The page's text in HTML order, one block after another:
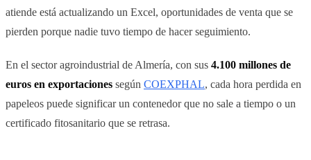
atiende está actualizando un Excel, oportunidades de venta que se
pierden porque nadie tuvo tiempo de hacer seguimiento.
En el sector agroindustrial de Almería, con sus 4.100 millones de
euros en exportaciones según COEXPHAL, cada hora perdida en
papeleos puede significar un contenedor que no sale a tiempo o un
certificado fitosanitario que se retrasa.